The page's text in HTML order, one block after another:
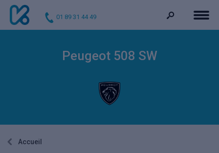
01 89 31 44 49
Peugeot 508 SW
Accueil